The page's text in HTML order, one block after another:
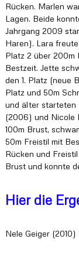
m
v
e
r
b
a
n
d
e
E
m
s
l
a
n
Rücken. Marlen
Lagen. Beide
Jahrgang 2009
Haren). Lara
Platz 2 über 200m
Bestzeit. Jette
den 1. Platz (neue
Platz und 50m
und älter starteten
(2006) und Nicole
100m Brust,
50m Freistil mit
Rücken und
Brust und konnte
Hier die
Nele Geiger